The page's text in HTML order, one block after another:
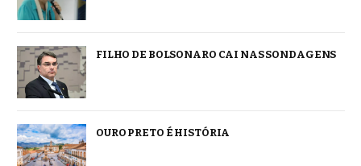
FILHO DE BOLSONARO CAI NAS SONDAGENS
OURO PRETO É HISTÓRIA